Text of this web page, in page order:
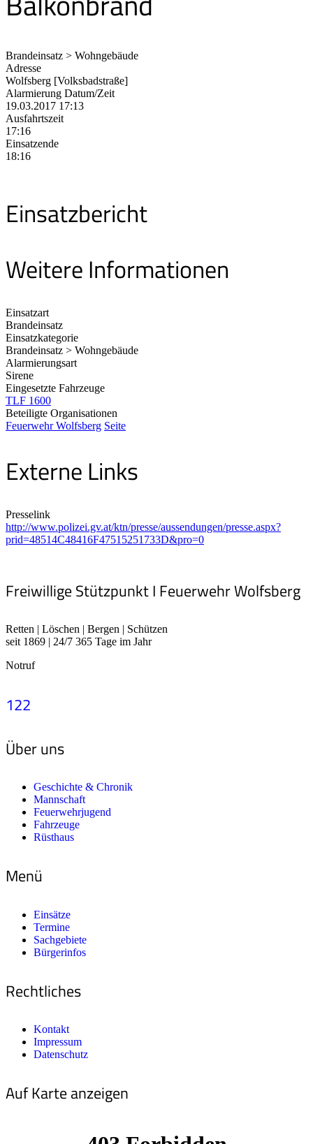
Brandeinsatz > Wohngebäude
Adresse
Wolfsberg [Volksbadstraße]
Alarmierung Datum/Zeit
19.03.2017 17:13
Ausfahrtszeit
17:16
Einsatzende
18:16
Einsatzbericht
Weitere Informationen
Einsatzart
Brandeinsatz
Einsatzkategorie
Brandeinsatz > Wohngebäude
Alarmierungsart
Sirene
Eingesetzte Fahrzeuge
TLF 1600
Beteiligte Organisationen
Feuerwehr Wolfsberg Seite
Externe Links
Presselink
http://www.polizei.gv.at/ktn/presse/aussendungen/presse.aspx?
prid=48514C48416F47515251733D&pro=0
Freiwillige Stützpunkt I Feuerwehr Wolfsberg
Retten | Löschen | Bergen | Schützen
seit 1869 | 24/7 365 Tage im Jahr
Notruf
122
Über uns
Geschichte & Chronik
Mannschaft
Feuerwehrjugend
Fahrzeuge
Rüsthaus
Menü
Einsätze
Termine
Sachgebiete
Bürgerinfos
Rechtliches
Kontakt
Impressum
Datenschutz
Auf Karte anzeigen